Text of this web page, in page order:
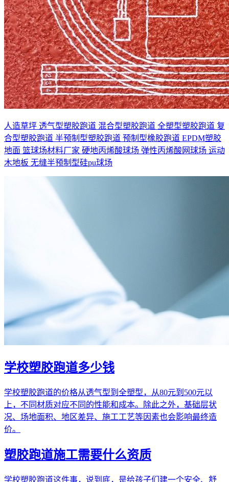
人造草坪 透气型塑胶跑道 混合型塑胶跑道 全塑型塑胶跑道 复
合型塑胶跑道 半预制型塑胶跑道 预制型橡胶跑道 EPDM塑胶
地面 篮球场材料厂家 硬地丙烯酸球场 弹性丙烯酸网球场 运动
木地板 无缝半预制型硅pu球场
学校塑胶跑道多少钱
学校塑胶跑道的价格从透气型到全塑型，从80元到500元以
上，不同材质对应不同的性能和成本。除此之外，基础层状
况、场地面积、地区差异、施工工艺等因素也会影响最终造
价。
塑胶跑道施工需要什么资质
学校塑胶跑道这件事，说到底，是给孩子们建一个安全、舒